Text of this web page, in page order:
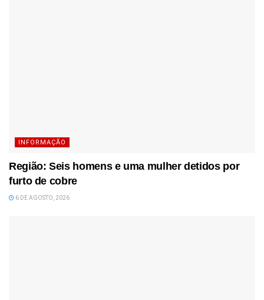
INFORMAÇÃO
Região: Seis homens e uma mulher detidos por
furto de cobre
6 DE AGOSTO, 2026